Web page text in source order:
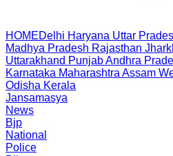
HOMEDelhi Haryana Uttar
Madhya Pradesh Rajasthan
Uttarakhand PunjabAndhra
Karnataka Maharashtra Assam
Odisha Kerala
Jansamasya
News
Bjp
National
Police